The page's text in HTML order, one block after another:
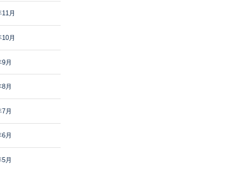
月
10月
9月
月
7月
月
月